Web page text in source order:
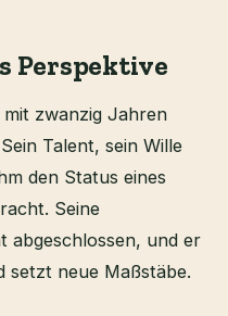
Perspektive
zwanzig Jahren
Talent, sein Wille
den Status eines
Seine
abgeschlossen, und er
setzt neue Maßstäbe.